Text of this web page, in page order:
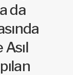
da
Asıl